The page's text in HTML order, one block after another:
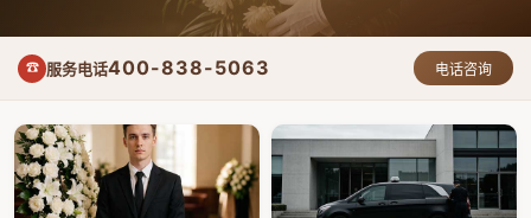
☎ 服务电话400-838-5063 电话咨询